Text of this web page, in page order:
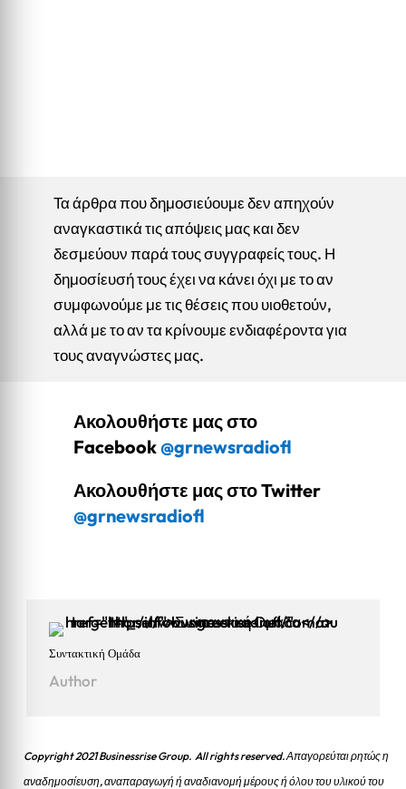
Τα άρθρα που δημοσιεύουμε δεν απηχούν
αναγκαστικά τις απόψεις μας και δεν
δεσμεύουν παρά τους συγγραφείς τους. Η
δημοσίευσή τους έχει να κάνει όχι με το αν
συμφωνούμε με τις θέσεις που υιοθετούν,
αλλά με το αν τα κρίνουμε ενδιαφέροντα για
τους αναγνώστες μας.
Ακολουθήστε μας στο
Facebook@grnewsradiofl
Ακολουθήστε μας στο Twitter
@grnewsradiofl
Συντακτική Ομάδα
Author
Copyright 2021 Businessrise Group. All rights reserved. Απαγορεύται ρητώς η
αναδημοσίευση, αναπαραγωγή ή αναδιανομή μέρους ή όλου του υλικού του